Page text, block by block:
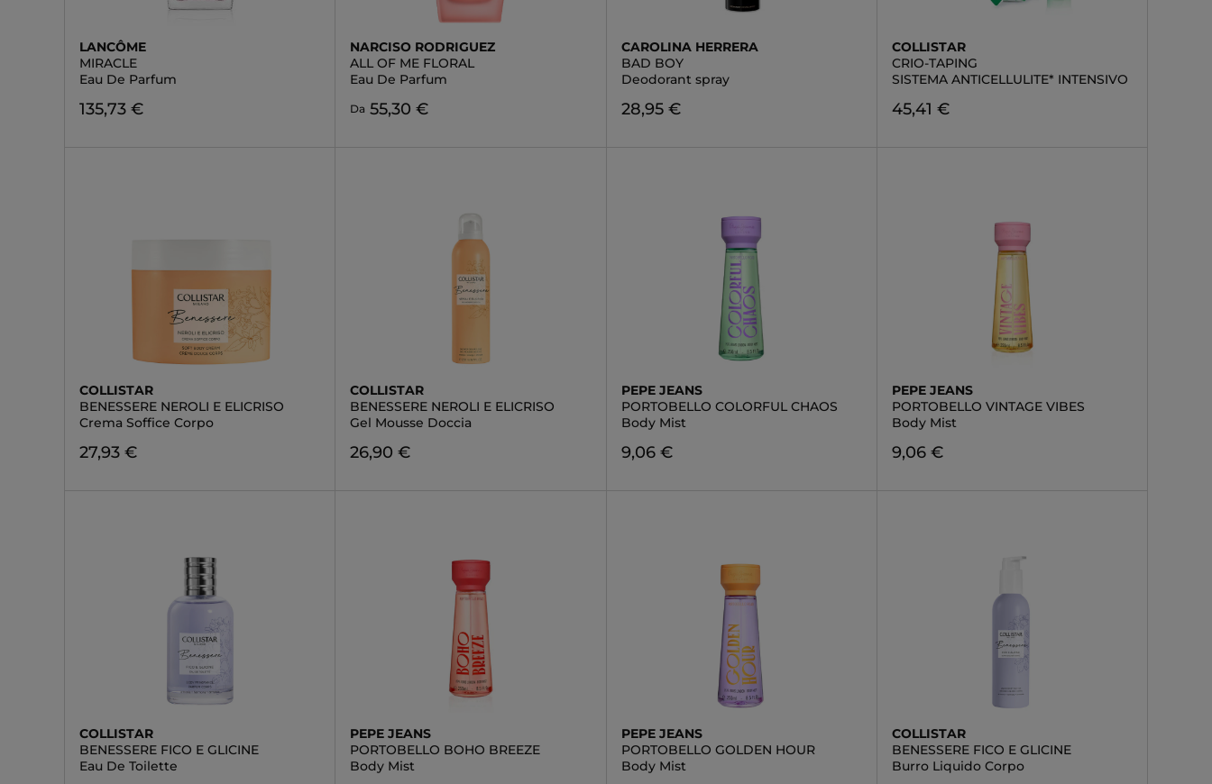
LANCÔME
MIRACLE
Eau De Parfum
135,73 €
NARCISO RODRIGUEZ
ALL OF ME FLORAL
Eau De Parfum
Da 55,30 €
CAROLINA HERRERA
BAD BOY
Deodorant spray
28,95 €
COLLISTAR
CRIO-TAPING
SISTEMA ANTICELLULITE* INTENSIVO
45,41 €
COLLISTAR
BENESSERE NEROLI E ELICRISO
Crema Soffice Corpo
27,93 €
COLLISTAR
BENESSERE NEROLI E ELICRISO
Gel Mousse Doccia
26,90 €
PEPE JEANS
PORTOBELLO COLORFUL CHAOS
Body Mist
9,06 €
PEPE JEANS
PORTOBELLO VINTAGE VIBES
Body Mist
9,06 €
COLLISTAR
BENESSERE FICO E GLICINE
Eau De Toilette
PEPE JEANS
PORTOBELLO BOHO BREEZE
Body Mist
PEPE JEANS
PORTOBELLO GOLDEN HOUR
Body Mist
COLLISTAR
BENESSERE FICO E GLICINE
Burro Liquido Corpo